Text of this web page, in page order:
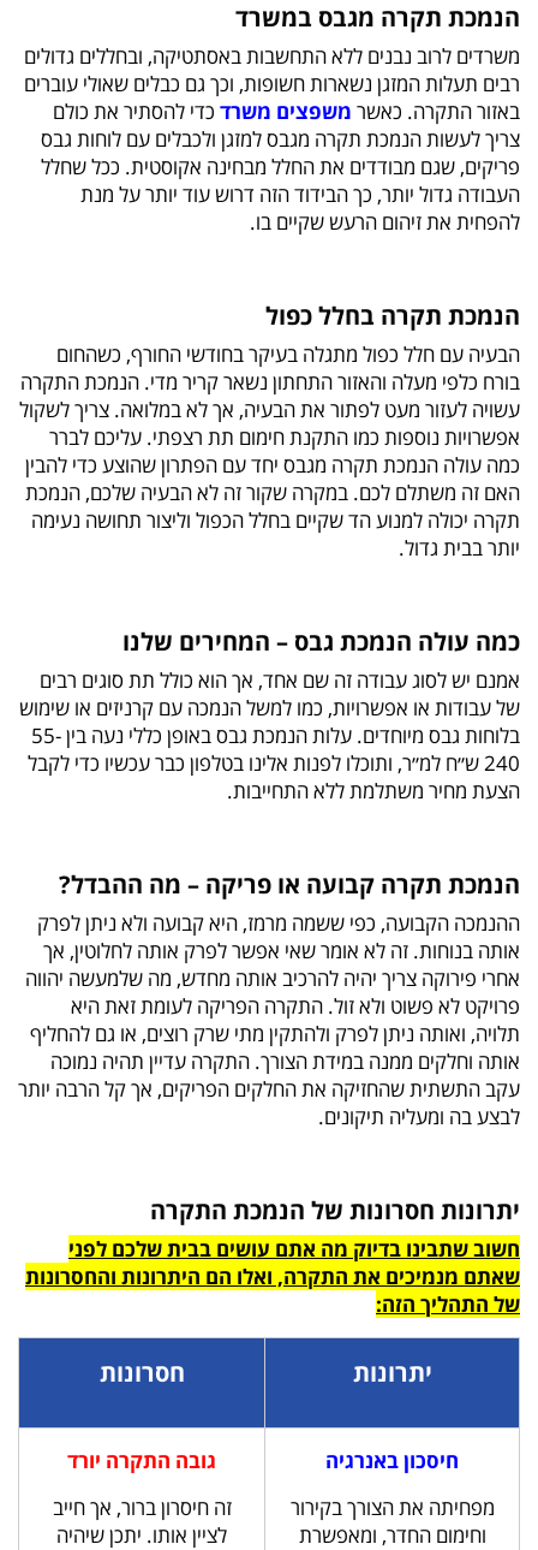
הנמכת תקרה מגבס במשרד
משרדים לרוב נבנים ללא התחשבות באסתטיקה, ובחללים גדולים
רבים תעלות המזגן נשארות חשופות, וכך גם כבלים שאולי עוברים
באזור התקרה. כאשר משפצים משרד כדי להסתיר את כולם
צריך לעשות הנמכת תקרה מגבס למזגן ולכבלים עם לוחות גבס
פריקים, שגם מבודדים את החלל מבחינה אקוסטית. ככל שחלל
העבודה גדול יותר, כך הבידוד הזה דרוש עוד יותר על מנת
להפחית את זיהום הרעש שקיים בו.
הנמכת תקרה בחלל כפול
הבעיה עם חלל כפול מתגלה בעיקר בחודשי החורף, כשהחום
בורח כלפי מעלה והאזור התחתון נשאר קריר מדי. הנמכת התקרה
עשויה לעזור מעט לפתור את הבעיה, אך לא במלואה. צריך לשקול
אפשרויות נוספות כמו התקנת חימום תת רצפתי. עליכם לברר
כמה עולה הנמכת תקרה מגבס יחד עם הפתרון שהוצע כדי להבין
האם זה משתלם לכם. במקרה שקור זה לא הבעיה שלכם, הנמכת
תקרה יכולה למנוע הד שקיים בחלל הכפול וליצור תחושה נעימה
יותר בבית גדול.
כמה עולה הנמכת גבס – המחירים שלנו
אמנם יש לסוג עבודה זה שם אחד, אך הוא כולל תת סוגים רבים
של עבודות או אפשרויות, כמו למשל הנמכה עם קרניזים או שימוש
בלוחות גבס מיוחדים. עלות הנמכת גבס באופן כללי נעה בין 55-
240 ש״ח למ״ר, ותוכלו לפנות אלינו בטלפון כבר עכשיו כדי לקבל
הצעת מחיר משתלמת ללא התחייבות.
הנמכת תקרה קבועה או פריקה – מה ההבדל?
ההנמכה הקבועה, כפי ששמה מרמז, היא קבועה ולא ניתן לפרק
אותה בנוחות. זה לא אומר שאי אפשר לפרק אותה לחלוטין, אך
אחרי פירוקה צריך יהיה להרכיב אותה מחדש, מה שלמעשה יהווה
פרויקט לא פשוט ולא זול. התקרה הפריקה לעומת זאת היא
תלויה, ואותה ניתן לפרק ולהתקין מתי שרק רוצים, או גם להחליף
אותה וחלקים ממנה במידת הצורך. התקרה עדיין תהיה נמוכה
עקב התשתית שהחזיקה את החלקים הפריקים, אך קל הרבה יותר
לבצע בה ומעליה תיקונים.
יתרונות חסרונות של הנמכת התקרה
חשוב שתבינו בדיוק מה אתם עושים בבית שלכם לפני
שאתם מנמיכים את התקרה, ואלו הם היתרונות והחסרונות
של התהליך הזה:
יתרונות חסרונות
חיסכון באנרגיה
מפחיתה את הצורך בקירור
וחימום החדר, ומאפשרת
גובה התקרה יורד
זה חיסרון ברור, אך חייב
לציין אותו. יתכן שיהיה